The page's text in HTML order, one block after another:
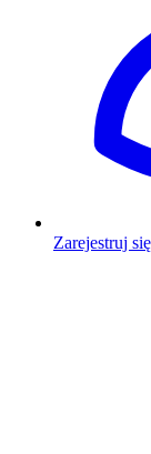
Zarejestruj się